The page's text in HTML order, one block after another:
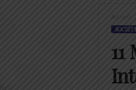
Accueil